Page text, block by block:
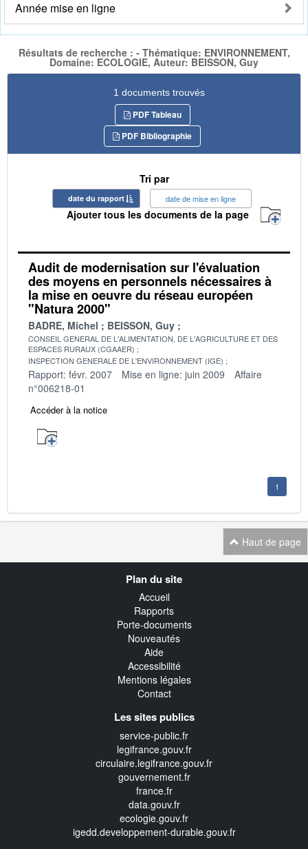
Année mise en ligne
Résultats de recherche : - Thématique: ENVIRONNEMENT,
Domaine: ECOLOGIE, Auteur: BEISSON, Guy
1 documents trouvés
PDF Tableau
PDF Bibliographie
Tri par
date du rapport date de mise en ligne
Ajouter tous les documents de la page
Audit de modernisation sur l'évaluation
des moyens en personnels nécessaires à
la mise en oeuvre du réseau européen
"Natura 2000"
BADRE, Michel BEISSON, Guy
CONSEIL GENERAL DE L'ALIMENTATION, DE L'AGRICULTURE ET DES
ESPACES RURAUX (CGAAER)
INSPECTION GENERALE DE L'ENVIRONNEMENT (IGE)
Rapport: févr. 2007 Mise en ligne: juin 2009
Affaire
n°006218-01
Accéder à la notice
1
Haut de page
Plan du site
Accueil
Rapports
Porte-documents
Nouveautés
Aide
Accessibilité
Mentions légales
Contact
Les sites publics
service-public.fr
legifrance.gouv.fr
circulaire.legifrance.gouv.fr
gouvernement.fr
france.fr
data.gouv.fr
ecologie.gouv.fr
igedd.developpement-durable.gouv.fr